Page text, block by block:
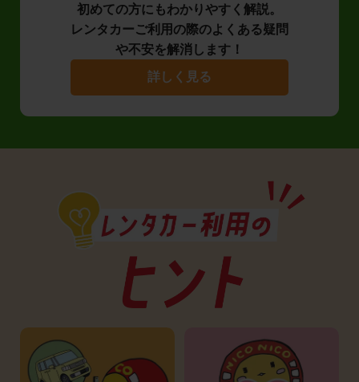
初めての方にもわかりやすく解説。
レンタカーご利用の際のよくある疑問
や不安を解消します！
詳しく見る